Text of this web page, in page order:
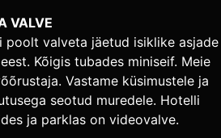
VALVE
poolt valveta jäetud isiklike asjade
Kõigis tubades miniseif. Meie
Vastame küsimustele ja
seotud muredele. Hotelli
ja parklas on videovalve.